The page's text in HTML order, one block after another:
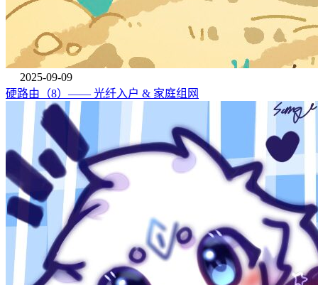
2025-09-09
硬路由（8）—— 光纤入户 & 家庭组网